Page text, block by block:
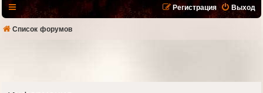
Выход
Регистрация
Список форумов